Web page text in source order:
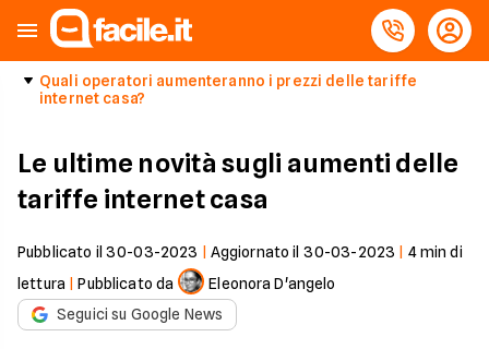
Quali operatori aumenteranno i prezzi delle tariffe
internet casa?
Le ultime novità sugli aumenti delle
tariffe internet casa
Pubblicato il 30-03-2023 Aggiornato il 30-03-2023 4min di
lettura |Pubblicato da
Eleonora D'angelo
Seguici su Google News